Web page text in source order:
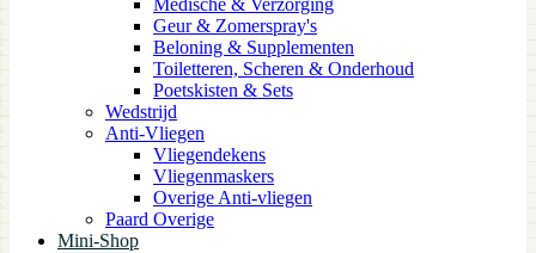
Geur & Zomerspray's
Beloning & Supplementen
Toiletteren, Scheren & Onderhoud
Poetskisten & Sets
Wedstrijd
Anti-Vliegen
Vliegendekens
Vliegenmaskers
Overige Anti-vliegen
Paard Overige
Mini-Shop